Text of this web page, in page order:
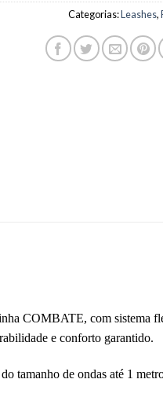
Categorias:Leashes,
COMBATE, com sistema
e conforto garantido.
tamanho de ondas até 1